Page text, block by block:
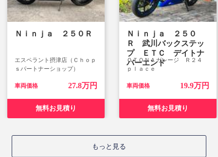
Ｎｉｎｊａ ２５０Ｒ
エスペラント摂津店（Ｃｈｏｐ
ｓパートナーショップ）
車両価格 27.8万円
無料お見積り
Ｎｉｎｊａ ２５０
Ｒ 武川バックステッ
プ ＥＴＣ デイトナ
バーエンド
ＯＴＯＮＡガレージ Ｒ２４
ｐｌａｃｅ
車両価格 19.9万円
無料お見積り
もっと見る